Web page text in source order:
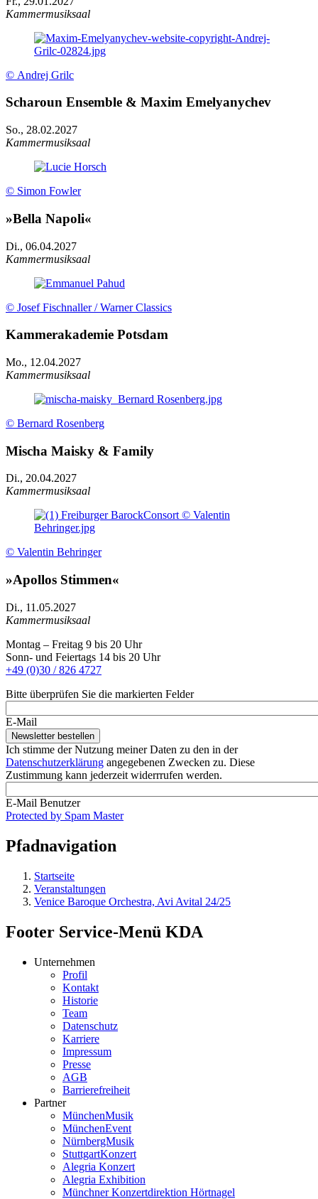
Kammermusiksaal
© Andrej Grilc
Scharoun Ensemble & Maxim Emelyanychev
So., 28.02.2027
Kammermusiksaal
© Simon Fowler
»Bella Napoli«
Di., 06.04.2027
Kammermusiksaal
© Josef Fischnaller / Warner Classics
Kammerakademie Potsdam
Mo., 12.04.2027
Kammermusiksaal
© Bernard Rosenberg
Mischa Maisky & Family
Di., 20.04.2027
Kammermusiksaal
© Valentin Behringer
»Apollos Stimmen«
Di., 11.05.2027
Kammermusiksaal
Montag – Freitag 9 bis 20 Uhr
Sonn- und Feiertags 14 bis 20 Uhr
+49 (0)30 / 826 4727
Bitte überprüfen Sie die markierten Felder
E-Mail
Ich stimme der Nutzung meiner Daten zu den in der
Datenschutzerklärung angegebenen Zwecken zu. Diese
Zustimmung kann jederzeit widerrrufen werden.
E-Mail Benutzer
Protected by Spam Master
Pfadnavigation
Startseite
Veranstaltungen
Venice Baroque Orchestra, Avi Avital 24/25
Footer Service-Menü KDA
Unternehmen
Profil
Kontakt
Historie
Team
Datenschutz
Karriere
Impressum
Presse
AGB
Barrierefreiheit
Partner
MünchenMusik
MünchenEvent
NürnbergMusik
StuttgartKonzert
Alegria Konzert
Alegria Exhibition
Münchner Konzertdirektion Hörtnagel